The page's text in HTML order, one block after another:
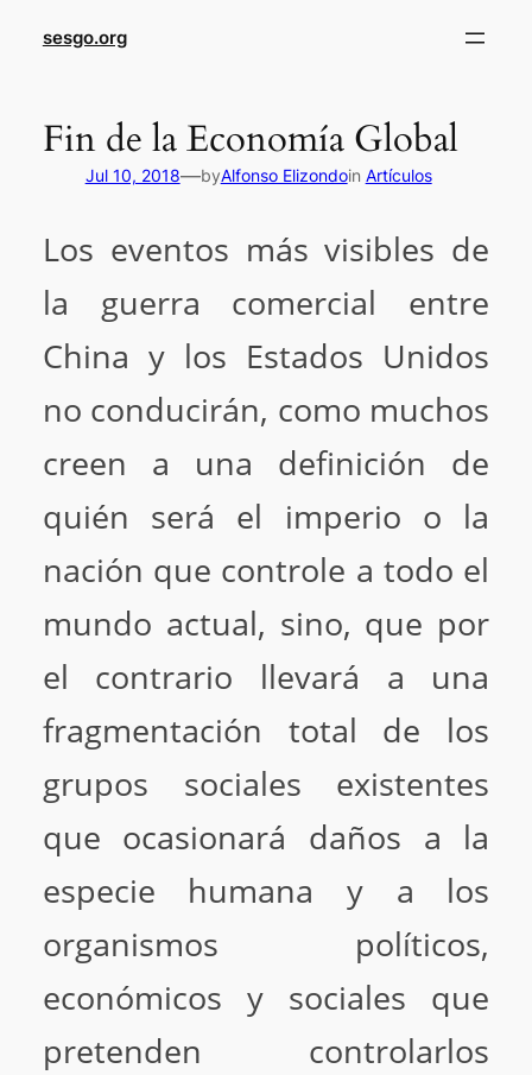
sesgo.org
Fin de la Economía Global
Jul 10, 2018—byAlfonso Elizondoin Artículos
Los eventos más visibles de
la guerra comercial entre
China y los Estados Unidos
no conducirán, como muchos
creen a una definición de
quién será el imperio o la
nación que controle a todo el
mundo actual, sino, que por
el contrario llevará a una
fragmentación total de los
grupos sociales existentes
que ocasionará daños a la
especie humana y a los
organismos políticos,
económicos y sociales que
pretenden controlarlos